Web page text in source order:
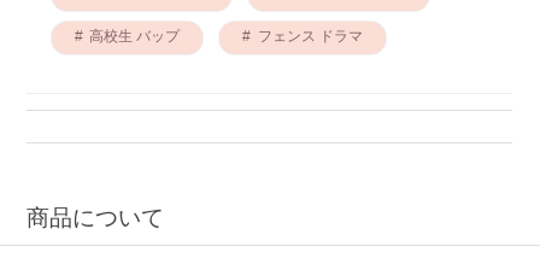
高校生 バップ フェンス ドラマ
商品について